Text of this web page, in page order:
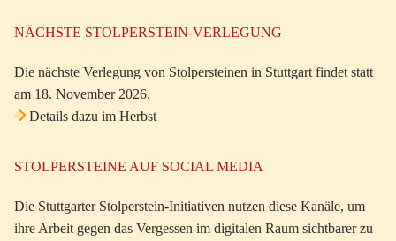
NÄCHSTE STOLPERSTEIN-VERLEGUNG
Die nächste Verlegung von Stolpersteinen in Stuttgart findet statt
am 18. November 2026.
Details dazu im Herbst
STOLPERSTEINE AUF SOCIAL MEDIA
Die Stuttgarter Stolperstein-Initiativen nutzen diese Kanäle, um
ihre Arbeit gegen das Vergessen im digitalen Raum sichtbarer zu